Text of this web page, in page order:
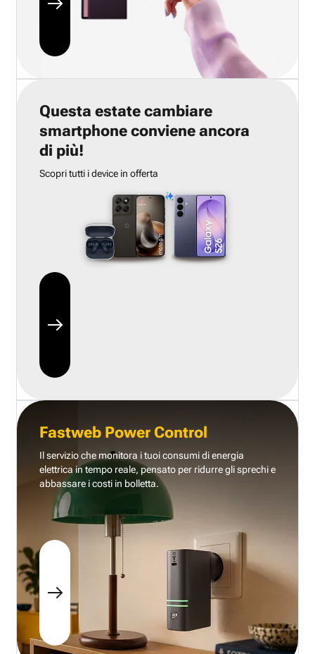
Questa estate cambiare
smartphone conviene ancora
di più!
Scopri tutti i device in offerta
Fastweb Power Control
Il servizio che monitora i tuoi consumi di energia
elettrica in tempo reale, pensato per ridurre gli sprechi e
abbassare i costi in bolletta.